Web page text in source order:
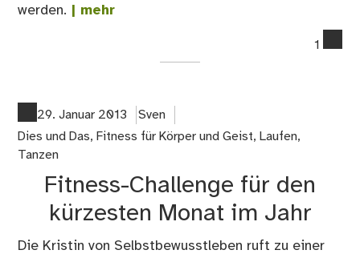
werden. | mehr
1
29. Januar 2013
Sven
Dies und Das, Fitness für Körper und Geist, Laufen,
Tanzen
Fitness-Challenge für den
kürzesten Monat im Jahr
Die Kristin von Selbstbewusstleben ruft zu einer